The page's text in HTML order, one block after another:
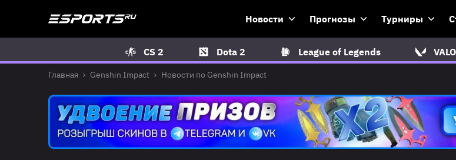
Новости Прогнозы Турниры
CS 2 Dota 2 League of Legends
Главная Genshin Impact Новости по Genshin Impact